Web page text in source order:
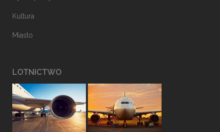
Kultura
Miasto
LOTNICTWO